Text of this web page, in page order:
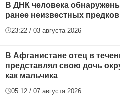
В ДНК человека
ранее неизвестных предков
23:22 / 03 августа 2026
В Афганистане отец в
представлял свою дочь
как мальчика
05:12 / 07 августа 2026